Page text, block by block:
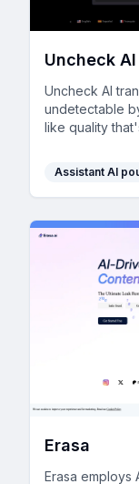
Uncheck AI
Uncheck AI
undetectable
like quality
Assistant AI
Erasa
Erasa employs